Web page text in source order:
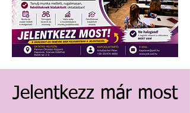
Jelentkezz már most